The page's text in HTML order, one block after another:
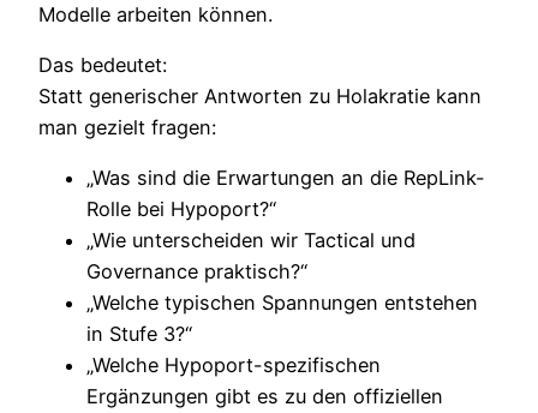
Modelle arbeiten können.
Das bedeutet:
Statt generischer Antworten zu Holakratie kann
man gezielt fragen:
„Was sind die Erwartungen an die RepLink-
Rolle bei Hypoport?“
„Wie unterscheiden wir Tactical und
Governance praktisch?“
„Welche typischen Spannungen entstehen
in Stufe 3?“
„Welche Hypoport-spezifischen
Ergänzungen gibt es zu den offiziellen